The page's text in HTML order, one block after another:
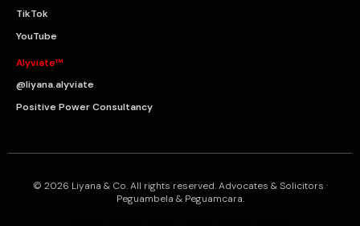
TikTok
YouTube
Alyviate™
@liyana.alyviate
Positive Power Consultancy
© 2026 Liyana & Co. All rights reserved. Advocates & Solicitors ·
Peguambela & Peguamcara.